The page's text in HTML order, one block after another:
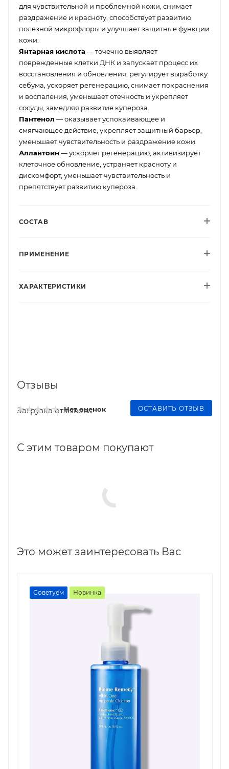
для чувствительной и проблемной кожи, снимает
раздражение и красноту, способствует развитию
полезной микрофлоры и улучшает защитные функции
кожи.
Янтарная кислота — точечно выявляет
поврежденные клетки ДНК и запускает процесс их
восстановления и обновления, регулирует выработку
себума, ускоряет регенерацию, снимает покраснения
и воспаления, уменьшает отечность и укрепляет
сосуды, замедляя развитие купероза.
Пантенол — оказывает успокаивающее и
смягчающее действие, укрепляет защитный барьер,
уменьшает чувствительность и раздражение кожи.
Аллантоин — ускоряет регенерацию, активизирует
клеточное обновление, устраняет красноту и
дискомфорт, уменьшает чувствительность и
препятствует развитию купероза.
СОСТАВ
ПРИМЕНЕНИЕ
ХАРАКТЕРИСТИКИ
Отзывы
Нет оценок ОСТАВИТЬ ОТЗЫВ
Загрузка отзывов...
С этим товаром покупают
Это может заинтересовать Вас
Советуем Новинка